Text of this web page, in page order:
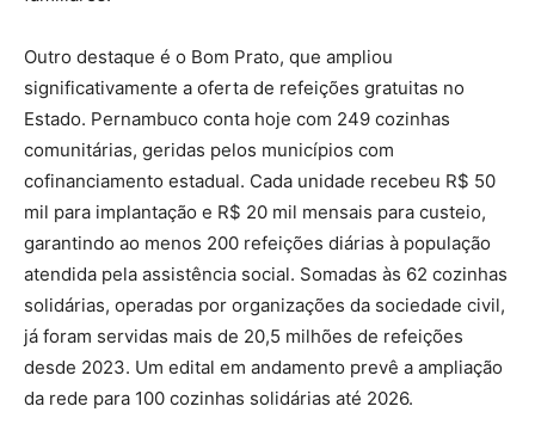
Outro destaque é o Bom Prato, que ampliou
significativamente a oferta de refeições gratuitas no
Estado. Pernambuco conta hoje com 249 cozinhas
comunitárias, geridas pelos municípios com
cofinanciamento estadual. Cada unidade recebeu R$ 50
mil para implantação e R$ 20 mil mensais para custeio,
garantindo ao menos 200 refeições diárias à população
atendida pela assistência social. Somadas às 62 cozinhas
solidárias, operadas por organizações da sociedade civil,
já foram servidas mais de 20,5 milhões de refeições
desde 2023. Um edital em andamento prevê a ampliação
da rede para 100 cozinhas solidárias até 2026.